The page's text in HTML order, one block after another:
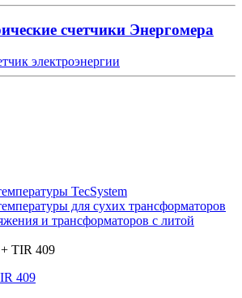
счетчики Энергомера
электроэнергии
TecSystem
для сухих трансформаторов
и трансформаторов с литой
TIR 409